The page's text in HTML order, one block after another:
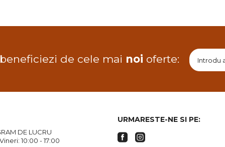
de cele mai noi oferte:
DE LUCRU
10:00 - 17:00
URMARESTE-NE SI PE: